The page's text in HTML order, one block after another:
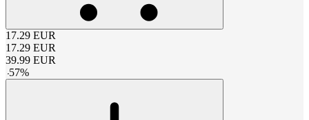
17.29 EUR
17.29 EUR
39.99 EUR
-57%